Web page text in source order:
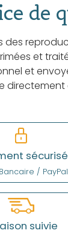
de
des
et
et
directement
sécurisé
/ PayPal
suivie